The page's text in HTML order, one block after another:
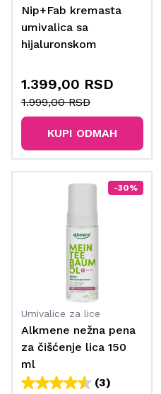
Nip+Fab kremasta
umivalica sa
hijaluronskom
1.399,00 RSD
1.999,00 RSD
KUPI ODMAH
-30%
Umivalice za lice
Alkmene nežna pena
za čišćenje lica 150
ml
(3)